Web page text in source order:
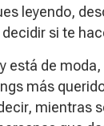
leyendo,
decidir si te
está de
más
mientras